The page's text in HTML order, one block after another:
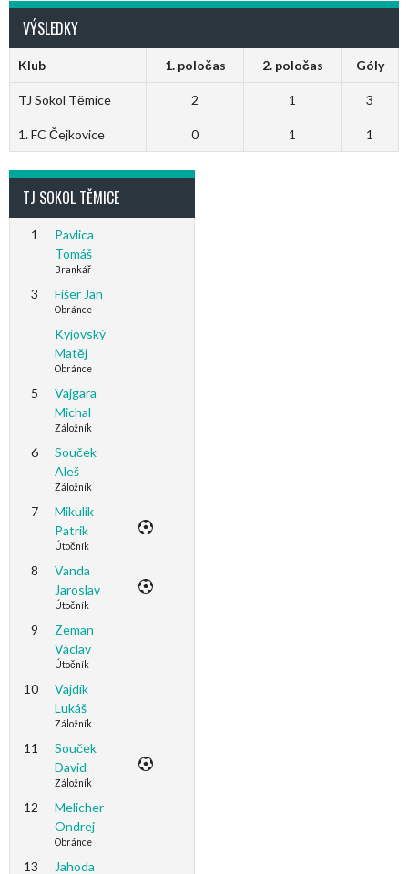
VÝSLEDKY
Klub 1. poločas 2. poločas Góly
TJ Sokol Těmice 2 1 3
1. FC Čejkovice 0 1 1
TJ SOKOL TĚMICE
1
Pavlica
Tomáš
Brankář
3 Fišer Jan
Obránce
Kyjovský
Matěj
Obránce
5
Vajgara
Michal
Záložník
6
Souček
Aleš
Záložník
7
Mikulík
Patrik
Útočník
8
Vanda
Jaroslav
Útočník
9
Zeman
Václav
Útočník
10
Vajdík
Lukáš
Záložník
11
Souček
David
Záložník
12
Melicher
Ondrej
Obránce
13 Jahoda